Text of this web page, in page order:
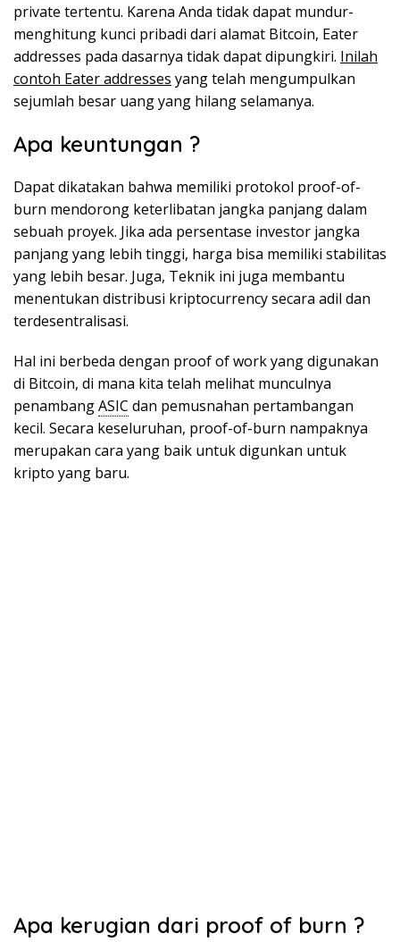
private tertentu. Karena Anda tidak dapat mundur-
menghitung kunci pribadi dari alamat Bitcoin, Eater
addresses pada dasarnya tidak dapat dipungkiri. Inilah
contoh Eater addresses yang telah mengumpulkan
sejumlah besar uang yang hilang selamanya.
Apa keuntungan ?
Dapat dikatakan bahwa memiliki protokol proof-of-
burn mendorong keterlibatan jangka panjang dalam
sebuah proyek. Jika ada persentase investor jangka
panjang yang lebih tinggi, harga bisa memiliki stabilitas
yang lebih besar. Juga, Teknik ini juga membantu
menentukan distribusi kriptocurrency secara adil dan
terdesentralisasi.
Hal ini berbeda dengan proof of work yang digunakan
di Bitcoin, di mana kita telah melihat munculnya
penambangASIC dan pemusnahan pertambangan
kecil. Secara keseluruhan, proof-of-burn nampaknya
merupakan cara yang baik untuk digunkan untuk
kripto yang baru.
Apa kerugian dari proof of burn ?